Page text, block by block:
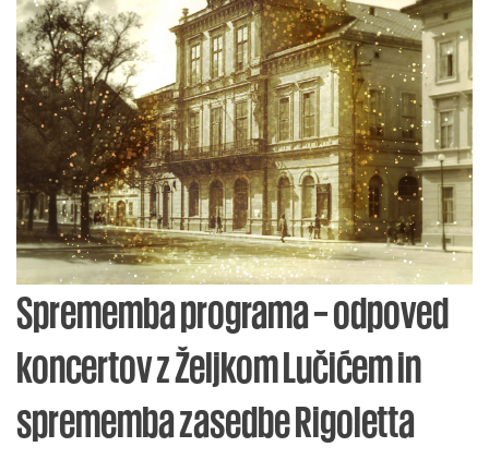
Sprememba programa – odpoved
koncertov z Željkom Lučićem in
sprememba zasedbe Rigoletta